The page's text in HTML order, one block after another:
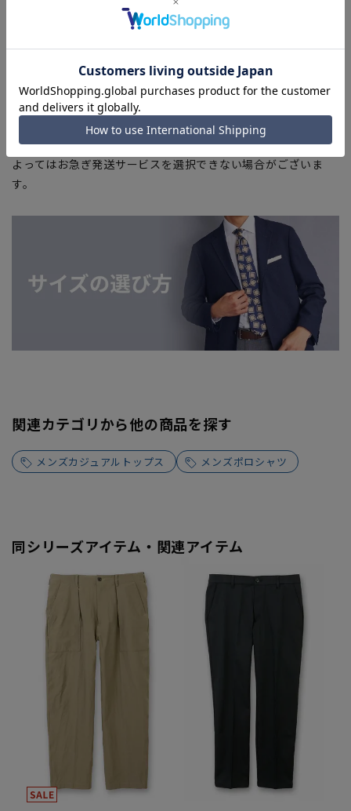
■ブラウザやお使いのモニター環境、また撮影時の室内外の光
加減により、実際の商品と掲載画像の色味が異なる場合がござ
■店舗や各モールサイトと商品在庫を共有しております関係
上、ご注文いただいたタイミングにより欠品が発生し、ご注文
を完了できない場合がございます。予めご了承ください。
■お急ぎ発送のご注文につきましても、ご注文のタイミングに
よってはお急ぎ発送サービスを選択できない場合がございま
す。
関連カテゴリから他の商品を探す
メンズカジュアルトップス メンズポロシャツ
同シリーズアイテム・関連アイテム